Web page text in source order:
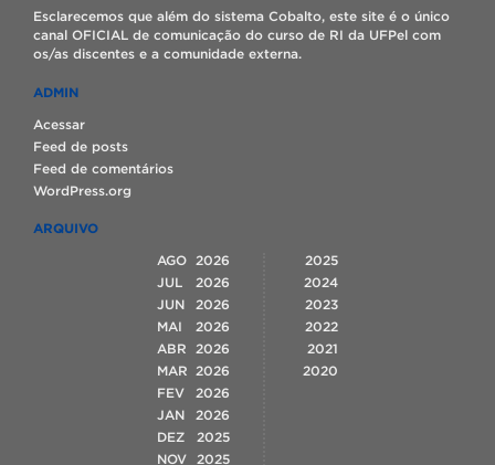
Esclarecemos que além do sistema Cobalto, este site é o único
canal OFICIAL de comunicação do curso de RI da UFPel com
os/as discentes e a comunidade externa.
ADMIN
Acessar
Feed de posts
Feed de comentários
WordPress.org
ARQUIVO
AGO
2026
JUL
2026
JUN
2026
MAI
2026
ABR
2026
MAR
2026
FEV
2026
JAN
2026
DEZ
2025
NOV
2025
2025
2024
2023
2022
2021
2020